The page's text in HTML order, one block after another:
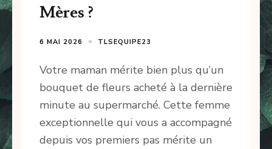
Mères ?
6 MAI 2026 TLSEQUIPE23
Votre maman mérite bien plus qu’un
bouquet de fleurs acheté à la dernière
minute au supermarché. Cette femme
exceptionnelle qui vous a accompagné
depuis vos premiers pas mérite un